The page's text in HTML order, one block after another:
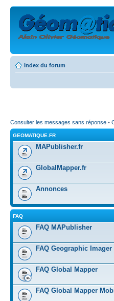
Index du forum
Consulter les messages sans réponse •
GEOMATIQUE.FR
MAPublisher.fr
GlobalMapper.fr
Annonces
FAQ
FAQ MAPublisher
FAQ Geographic Imager
FAQ Global Mapper
FAQ Global Mapper